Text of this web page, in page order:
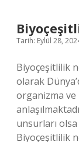
Tarih: Eylül 28,
Biyoçeşitlilik
olarak
organizma
unsurları
Biyoçeşitlilik